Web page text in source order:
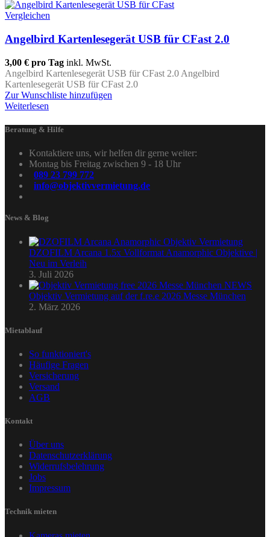
Vergleichen
Angelbird Kartenlesegerät USB für CFast 2.0
3,00 € pro Tag inkl. MwSt.
Angelbird Kartenlesegerät USB für CFast 2.0 Angelbird
Kartenlesegerät USB für CFast 2.0
Zur Wunschliste hinzufügen
Weiterlesen
Beratung & Hilfe
Kontaktiere uns, wir helfen dir gerne weiter:
Montag bis Freitag zwischen 9 - 18 Uhr
089 23 799 772
info@objektivvermietung.de
News & Blog
DZOFILM Arcana 1.5x Vollformat Anamorphic Objektive |
Neu im Verleih
3. Juli 2026
Objektiv Vermietung auf der f.re.e 2026 Messe München
2. März 2026
Mietablauf
So funktioniert's
Häufige Fragen
Versicherung
Versand
AGB
Kontakt
Über uns
Datenschutzerklärung
Widerrufsbelehrung
Jobs
Impressum
Technik mieten